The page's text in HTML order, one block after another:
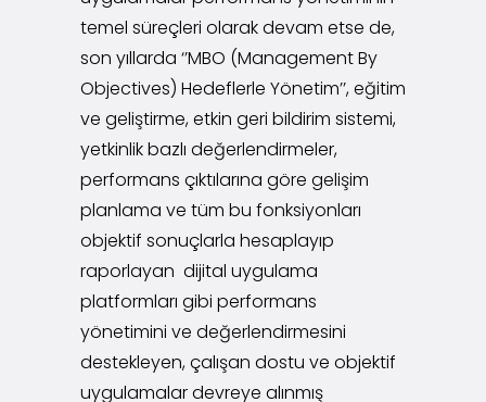
temel süreçleri olarak devam etse de,
son yıllarda ‘’MBO (Management By
Objectives) Hedeflerle Yönetim’’, eğitim
ve geliştirme, etkin geri bildirim sistemi,
yetkinlik bazlı değerlendirmeler,
performans çıktılarına göre gelişim
planlama ve tüm bu fonksiyonları
objektif sonuçlarla hesaplayıp
raporlayan dijital uygulama
platformları gibi performans
yönetimini ve değerlendirmesini
destekleyen, çalışan dostu ve objektif
uygulamalar devreye alınmış